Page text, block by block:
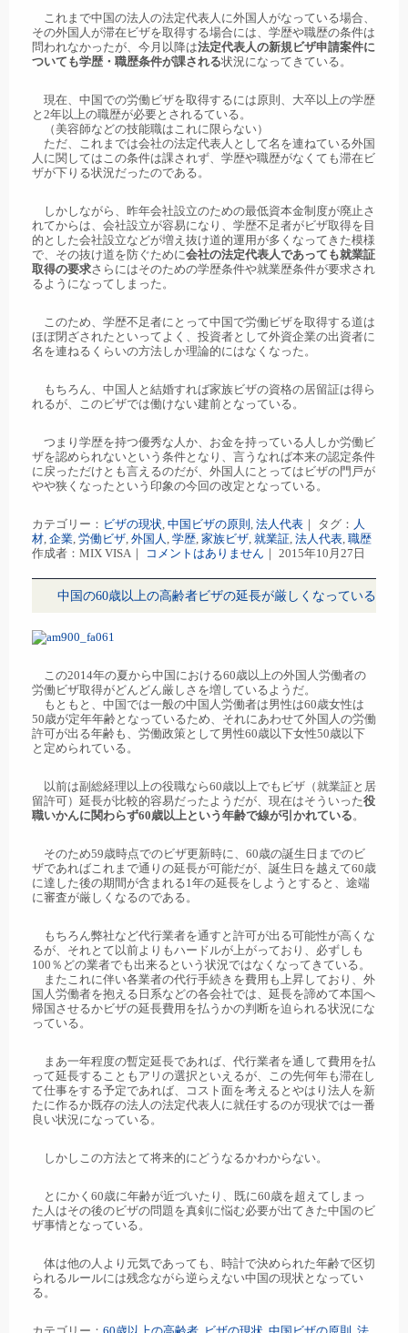
これまで中国の法人の法定代表人に外国人がなっている場合、
その外国人が滞在ビザを取得する場合には、学歴や職歴の条件は
問われなかったが、今月以降は法定代表人の新規ビザ申請案件に
ついても学歴・職歴条件が課される状況になってきている。
現在、中国での労働ビザを取得するには原則、大卒以上の学歴
と2年以上の職歴が必要とされるている。
（美容師などの技能職はこれに限らない）
ただ、これまでは会社の法定代表人として名を連ねている外国
人に関してはこの条件は課されず、学歴や職歴がなくても滞在ビ
ザが下りる状況だったのである。
しかしながら、昨年会社設立のための最低資本金制度が廃止さ
れてからは、会社設立が容易になり、学歴不足者がビザ取得を目
的とした会社設立などが増え抜け道的運用が多くなってきた模様
で、その抜け道を防ぐために会社の法定代表人であっても就業証
取得の要求さらにはそのための学歴条件や就業歴条件が要求され
るようになってしまった。
このため、学歴不足者にとって中国で労働ビザを取得する道は
ほぼ閉ざされたといってよく、投資者として外資企業の出資者に
名を連ねるくらいの方法しか理論的にはなくなった。
もちろん、中国人と結婚すれば家族ビザの資格の居留証は得ら
れるが、このビザでは働けない建前となっている。
つまり学歴を持つ優秀な人か、お金を持っている人しか労働ビ
ザを認められないという条件となり、言うなれば本来の認定条件
に戻っただけとも言えるのだが、外国人にとってはビザの門戸が
やや狭くなったという印象の今回の改定となっている。
カテゴリー： ビザの現状 中国ビザの原則 法人代表 ｜ タグ： 人
材 企業 労働ビザ 外国人 学歴 家族ビザ 就業証 法人代表 職歴
作成者：MIX VISA｜
コメントはありません ｜ 2015年10月27日
中国の60歳以上の高齢者ビザの延長が厳しくなっている
この2014年の夏から中国における60歳以上の外国人労働者の
労働ビザ取得がどんどん厳しさを増しているようだ。
もともと、中国では一般の中国人労働者は男性は60歳女性は
50歳が定年年齢となっているため、それにあわせて外国人の労働
許可が出る年齢も、労働政策として男性60歳以下女性50歳以下
と定められている。
以前は副総経理以上の役職なら60歳以上でもビザ（就業証と居
留許可）延長が比較的容易だったようだが、現在はそういった役
職いかんに関わらず60歳以上という年齢で線が引かれている。
そのため59歳時点でのビザ更新時に、60歳の誕生日までのビ
ザであればこれまで通りの延長が可能だが、誕生日を越えて60歳
に達した後の期間が含まれる1年の延長をしようとすると、途端
に審査が厳しくなるのである。
もちろん弊社など代行業者を通すと許可が出る可能性が高くな
るが、それとて以前よりもハードルが上がっており、必ずしも
100％どの業者でも出来るという状況ではなくなってきている。
またこれに伴い各業者の代行手続きを費用も上昇しており、外
国人労働者を抱える日系などの各会社では、延長を諦めて本国へ
帰国させるかビザの延長費用を払うかの判断を迫られる状況にな
っている。
まあ一年程度の暫定延長であれば、代行業者を通して費用を払
って延長することもアリの選択といえるが、この先何年も滞在し
て仕事をする予定であれば、コスト面を考えるとやはり法人を新
たに作るか既存の法人の法定代表人に就任するのが現状では一番
良い状況になっている。
しかしこの方法とて将来的にどうなるかわからない。
とにかく60歳に年齢が近づいたり、既に60歳を超えてしまっ
た人はその後のビザの問題を真剣に悩む必要が出てきた中国のビ
ザ事情となっている。
体は他の人より元気であっても、時計で決められた年齢で区切
られるルールには残念ながら逆らえない中国の現状となってい
る。